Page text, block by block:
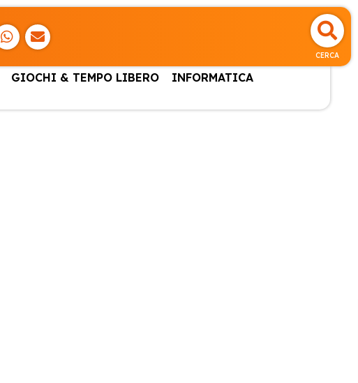
CERCA
GIOCHI & TEMPO LIBERO
INFORMATICA